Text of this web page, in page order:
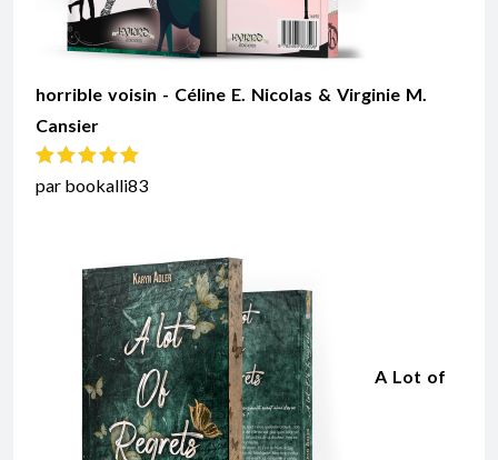
horrible voisin - Céline E. Nicolas & Virginie M.
Cansier
Note5sur 5
par bookalli83
A Lot of